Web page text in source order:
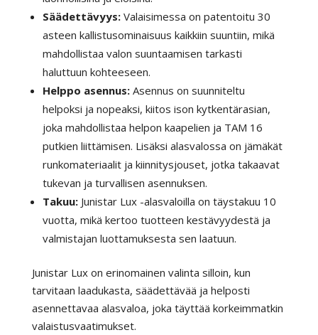
Säädettävyys:Valaisimessa on patentoitu 30
asteen kallistusominaisuus kaikkiin suuntiin, mikä
mahdollistaa valon suuntaamisen tarkasti
haluttuun kohteeseen.
Helppo asennus:Asennus on suunniteltu
helpoksi ja nopeaksi, kiitos ison kytkentärasian,
joka mahdollistaa helpon kaapelien ja TAM 16
putkien liittämisen. Lisäksi alasvalossa on jämäkät
runkomateriaalit ja kiinnitysjouset, jotka takaavat
tukevan ja turvallisen asennuksen.
Takuu:Junistar Lux -alasvaloilla on täystakuu 10
vuotta, mikä kertoo tuotteen kestävyydestä ja
valmistajan luottamuksesta sen laatuun.
Junistar Lux on erinomainen valinta silloin, kun
tarvitaan laadukasta, säädettävää ja helposti
asennettavaa alasvaloa, joka täyttää korkeimmatkin
valaistusvaatimukset.